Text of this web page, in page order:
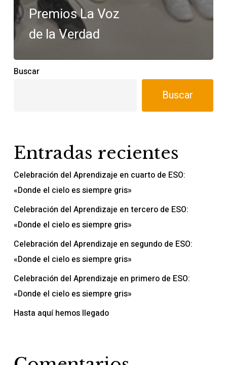
Premios La Voz
de la Verdad
Buscar
Buscar
Entradas recientes
Celebración del Aprendizaje en cuarto de ESO:
«Donde el cielo es siempre gris»
Celebración del Aprendizaje en tercero de ESO:
«Donde el cielo es siempre gris»
Celebración del Aprendizaje en segundo de ESO:
«Donde el cielo es siempre gris»
Celebración del Aprendizaje en primero de ESO:
«Donde el cielo es siempre gris»
Hasta aquí hemos llegado